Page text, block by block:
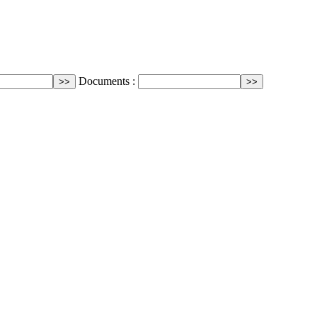
Documents :